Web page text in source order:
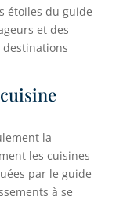
étoiles du guide
et des
la
les cuisines
par le guide
à se